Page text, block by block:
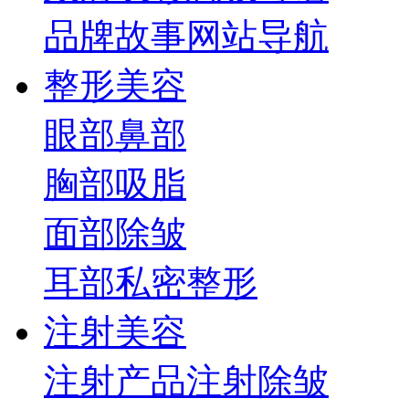
品牌故事网站导航
整形美容
眼部鼻部
胸部吸脂
面部除皱
耳部私密整形
注射美容
注射产品注射除皱